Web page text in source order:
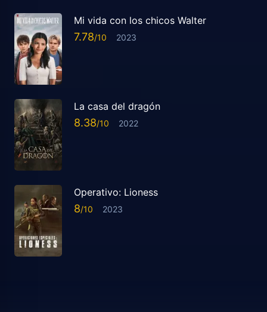
Mi vida con los chicos Walter
7.78 2023
La casa del dragón
8.38 2022
Operativo: Lioness
8 2023